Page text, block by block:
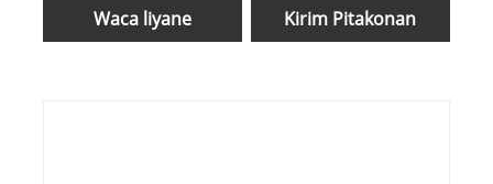
Waca liyane Kirim Pitakonan